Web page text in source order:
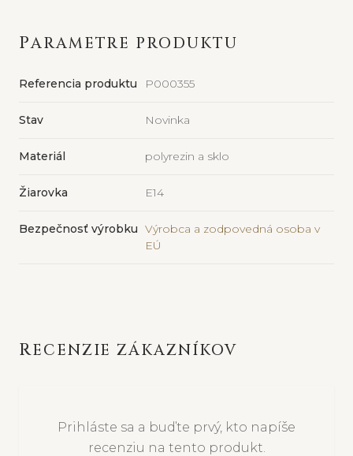
PARAMETRE PRODUKTU
Referencia produktu P000355
Stav Novinka
Materiál polyrezin a sklo
Žiarovka E14
Bezpečnosť výrobku Výrobca a zodpovedná osoba v
EÚ
RECENZIE ZÁKAZNÍKOV
Prihláste sa a buďte prvý, kto napíše
recenziu na tento produkt.